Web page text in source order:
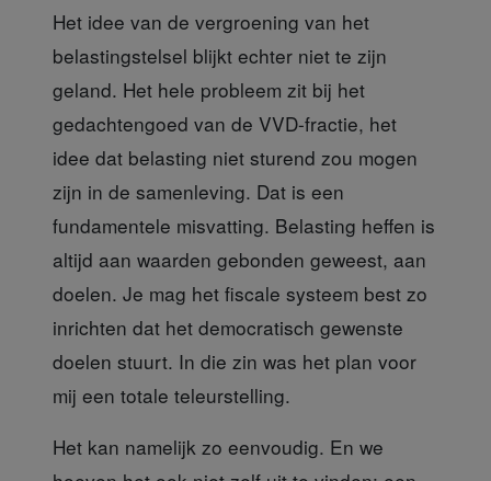
Het idee van de vergroening van het
belastingstelsel blijkt echter niet te zijn
geland. Het hele probleem zit bij het
gedachtengoed van de VVD-fractie, het
idee dat belasting niet sturend zou mogen
zijn in de samenleving. Dat is een
fundamentele misvatting. Belasting heffen is
altijd aan waarden gebonden geweest, aan
doelen. Je mag het fiscale systeem best zo
inrichten dat het democratisch gewenste
doelen stuurt. In die zin was het plan voor
mij een totale teleurstelling.
Het kan namelijk zo eenvoudig. En we